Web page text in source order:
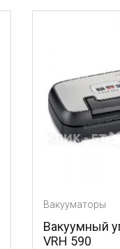
Вакууматоры
Вакуумный
VRH 590